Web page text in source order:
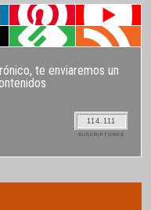
te enviaremos un
114.111
SUSCRIPTORES